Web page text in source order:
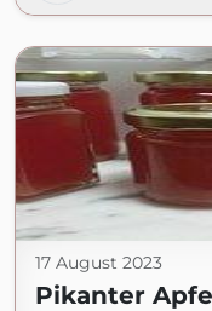
17 August 2023
Pikanter